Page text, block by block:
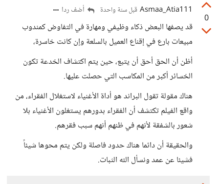
0
Asmaa_Atia111 قبل سنة واحدة أضف ردا
قد يصفها البعض ذكاء وظيفي ومهارة في التفاوض كمندوب
مبيعات بارع في إقناع العميل بالسلعة وإن كانت خاسرة،
أظن أن الحق أحق أن يتبع، حين يتم اكتشاف الخدعة تكون
الخسائر أكبر من المكاسب التي حصلت عليها.
هناك مقولة تقول البراند هو أداة الأغنياء لاستغلال الفقراء، من
واقع الفيلم تكتشف أن الفقراء بدورهم يستغلون الأغنياء بلا
شعور بالشفقة لأنهم في ظنهم أنهم سبب فقرهم.
والحقيقة أن دائما هناك حدود فاصلة ولكن يتم محوها شيئاً
فشيئا عن عمد ونسأل الله الثبات.